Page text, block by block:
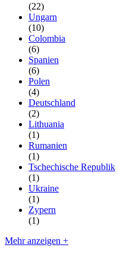
(22)
Ungarn
(10)
Colombia
(6)
Spanien
(6)
Polen
(4)
Deutschland
(2)
Lithuania
(1)
Rumanien
(1)
Tschechische Republik
(1)
Ukraine
(1)
Zypern
(1)
Mehr anzeigen +